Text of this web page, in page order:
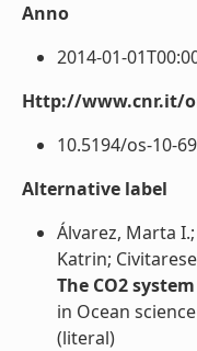
Anno
2014-01-
Http://www.cnr.it/
10.5194/os-10-
Alternative label
Álvarez, Marta
Katrin;
The CO2
in Ocean
(literal)